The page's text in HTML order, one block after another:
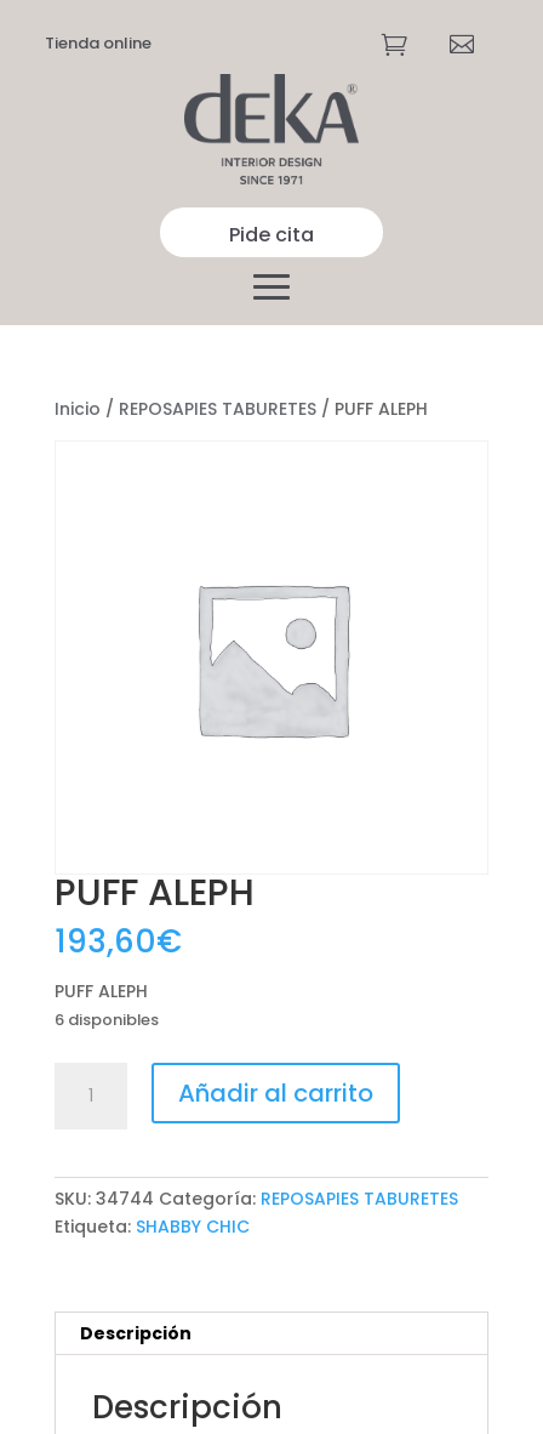
Tienda online  
Pide cita
Inicio / REPOSAPIES TABURETES/ PUFF ALEPH
PUFF ALEPH
193,60€
PUFF ALEPH
6 disponibles
ALEPH
Añadir al carrito
SKU: 34744 Categoría: REPOSAPIES TABURETES
Etiqueta: SHABBY CHIC
Descripción
Descripción